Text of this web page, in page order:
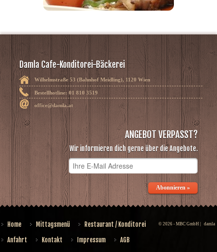
Damla Cafe-Konditorei-Bäckerei
Wilhelmstraße 53 (Bahnhof Meidling), 1120 Wien
Bestellhotline: 01 810 3519
office@damla.at
ANGEBOT VERPASST?
Wir informieren dich gerne über die Angebote.
Abonnieren »
© 2026 - MBC GmbH | damla
Home Mittagsmenü
Restaurant / Konditorei
Anfahrt
Kontakt Impressum AGB